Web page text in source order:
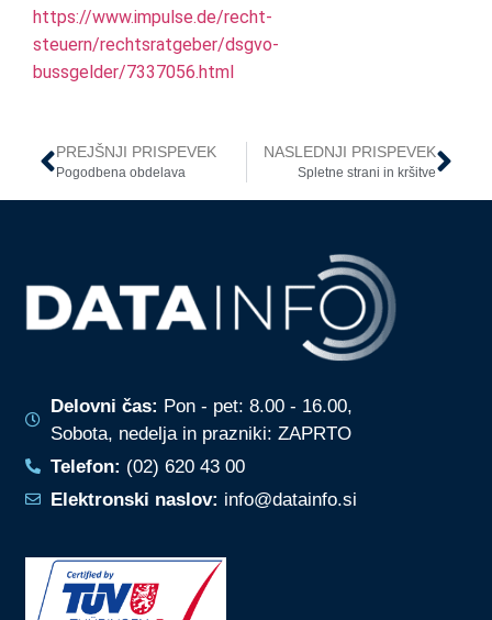
https://www.impulse.de/recht-
steuern/rechtsratgeber/dsgvo-
bussgelder/7337056.html
PREJŠNJI PRISPEVEK
Pogodbena obdelava
NASLEDNJI PRISPEVEK
Spletne strani in kršitve
Delovni čas: Pon - pet: 8.00 - 16.00,
Sobota, nedelja in prazniki: ZAPRTO
Telefon: (02) 620 43 00
Elektronski naslov: info@datainfo.si